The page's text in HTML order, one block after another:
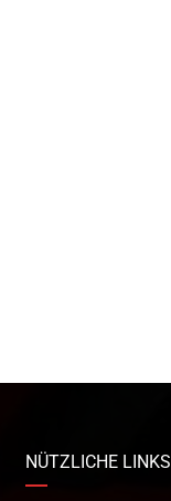
NÜTZLICHE LINKS